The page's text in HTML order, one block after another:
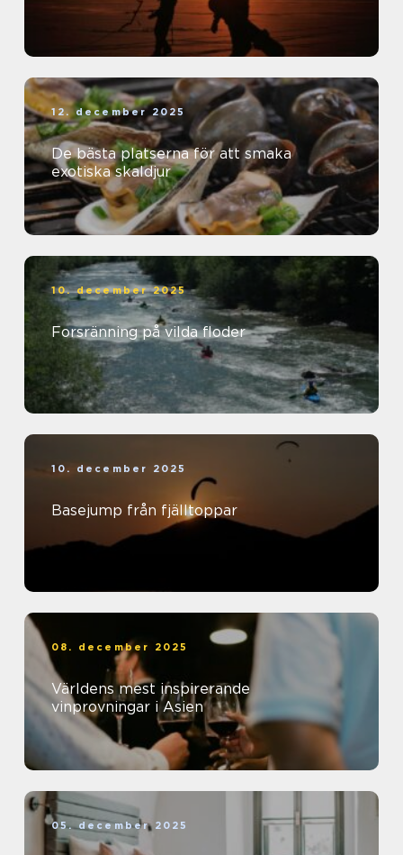
12. december 2025
De bästa platserna för att smaka
exotiska skaldjur
10. december 2025
Forsränning på vilda floder
10. december 2025
Basejump från fjälltoppar
08. december 2025
Världens mest inspirerande
vinprovningar i Asien
05. december 2025